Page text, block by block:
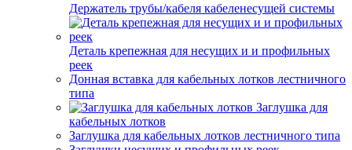
Держатель трубы/кабеля кабеленесущей системы
Деталь крепежная для несущих и и профильных
реек
Донная вставка для кабельных лотков лестничного
типа
Заглушка для
кабельных лотков
Заглушка для кабельных лотков лестничного типа